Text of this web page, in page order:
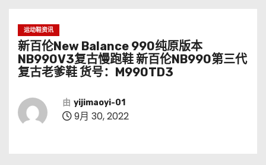
运动鞋资讯
新百伦New Balance 990纯原版本
NB990V3复古慢跑鞋 新百伦NB990第三代
复古老爹鞋 货号：M990TD3
由 yijimaoyi-01
9月 30, 2022